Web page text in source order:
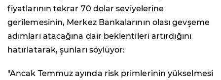
fiyatlarının tekrar 70 dolar seviyelerine
gerilemesinin, Merkez Bankalarının olası gevşeme
adımları atacağına dair beklentileri artırdığını
hatırlatarak, şunları söylüyor:
"Ancak Temmuz ayında risk primlerinin yükselmesi